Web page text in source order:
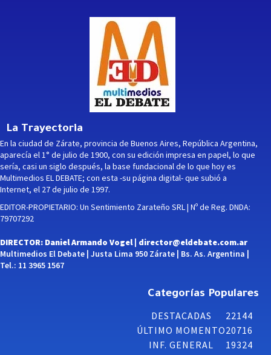
La Trayectoria
En la ciudad de Zárate, provincia de Buenos Aires, República Argentina,
aparecía el 1° de julio de 1900, con su edición impresa en papel, lo que
sería, casi un siglo después, la base fundacional de lo que hoy es
Multimedios EL DEBATE; con esta -su página digital- que subió a
Internet, el 27 de julio de 1997.
EDITOR-PROPIETARIO: Un Sentimiento Zarateño SRL | Nº de Reg. DNDA:
79707292
DIRECTOR: Daniel Armando Vogel | director@eldebate.com.ar
Multimedios El Debate | Justa Lima 950 Zárate | Bs. As. Argentina |
Tel.: 11 3965 1567
Categorías Populares
DESTACADAS
22144
ÚLTIMO MOMENTO20716
INF. GENERAL
19324